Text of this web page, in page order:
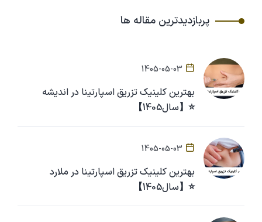
پربازدیدترین مقاله ها
1405-05-03
بهترین کلینیک تزریق اسپارتینا در اندیشه
⭐【سال1405】
1405-05-03
بهترین کلینیک تزریق اسپارتینا در ملارد
⭐【سال1405】